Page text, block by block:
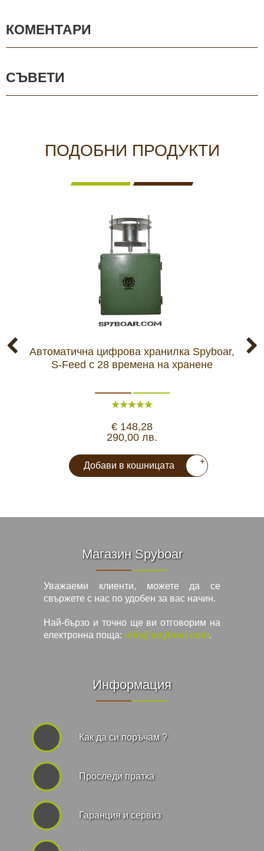
КОМЕНТАРИ
СЪВЕТИ
ПОДОБНИ ПРОДУКТИ
Автоматична цифрова хранилка Spyboar,
S-Feed с 28 времена на хранене
€ 148,28
290,00 лв.
Добави в кошницата +
Магазин Spyboar
Уважаеми клиенти, можете да се
свържете с нас по удобен за вас начин.
Най-бързо и точно ще ви отговорим на
електронна поща: info@spyboar.com.
Информация
Как да си поръчам ?
Проследи пратка
Гаранция и сервиз